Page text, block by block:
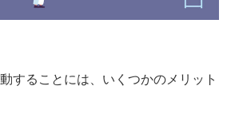
することには、いくつかのメリット